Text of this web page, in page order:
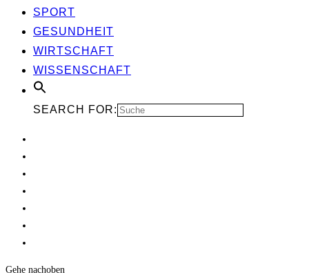
SPORT
GESUND­HEIT
WIRT­SCHAFT
WIS­SEN­SCHAFT
SEARCH FOR:
Gehe nachoben